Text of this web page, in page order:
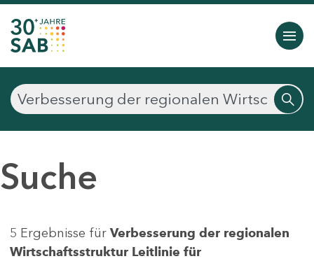
Suche
5 Ergebnisse für Verbesserung der regionalen
Wirtschaftsstruktur Leitlinie für